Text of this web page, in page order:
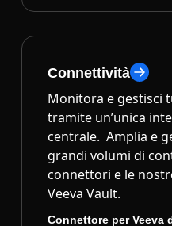
Connettività
Monitora e gestisci
tramite un’unica
centrale. Amplia e
grandi volumi di
connettori e le
Veeva Vault.
Connettore per Veeva